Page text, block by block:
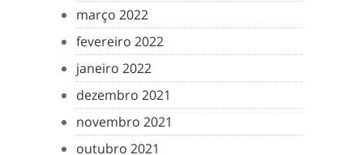
março 2022
fevereiro 2022
janeiro 2022
dezembro 2021
novembro 2021
outubro 2021